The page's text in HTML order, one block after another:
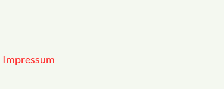
Impressum